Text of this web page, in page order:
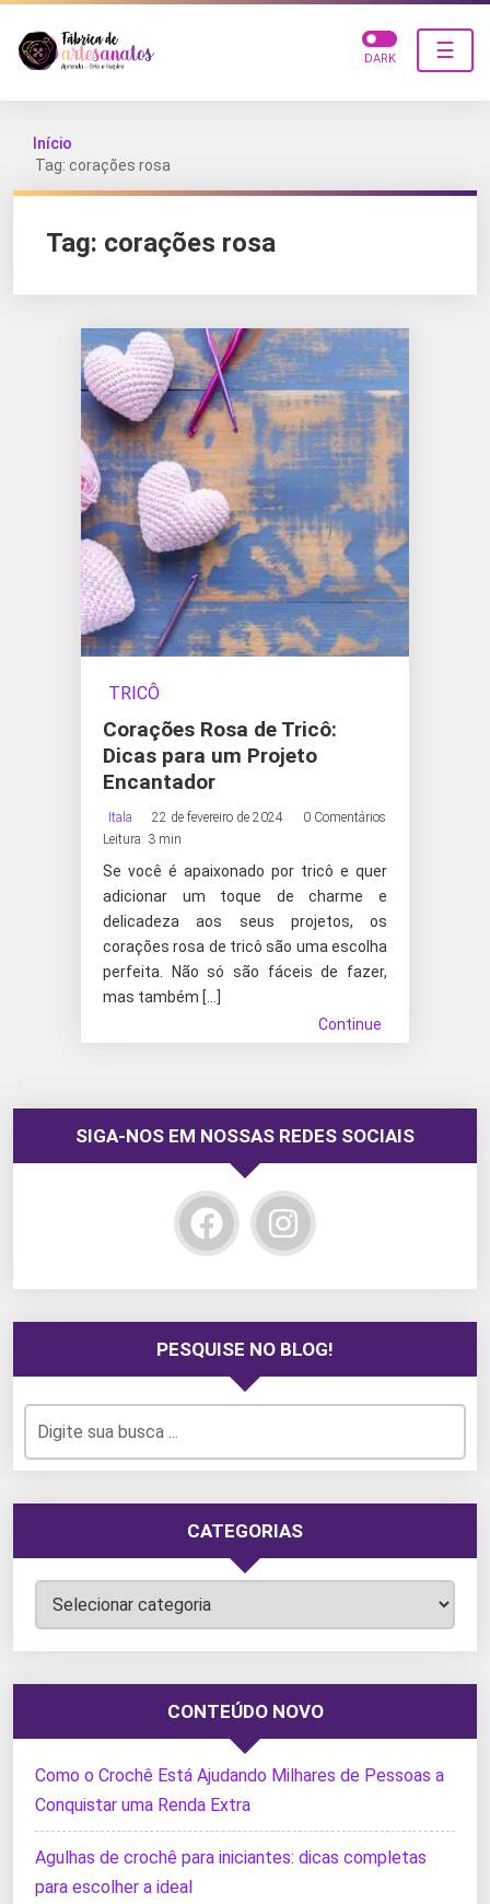
☰
DARK
Início
Tag: corações rosa
Tag: corações rosa
TRICÔ
Corações Rosa de Tricô:
Dicas para um Projeto
Encantador
Itala 22 de fevereiro de 2024
0 Comentários
Leitura: 3 min
Se você é apaixonado por tricô e quer
adicionar um toque de charme e
delicadeza aos seus projetos, os
corações rosa de tricô são uma escolha
perfeita. Não só são fáceis de fazer,
mas também […]
Continue
SIGA-NOS EM NOSSAS REDES SOCIAIS
PESQUISE NO BLOG!
CATEGORIAS
Categorias
CONTEÚDO NOVO
Como o Crochê Está Ajudando Milhares de Pessoas a
Conquistar uma Renda Extra
Agulhas de crochê para iniciantes: dicas completas
para escolher a ideal